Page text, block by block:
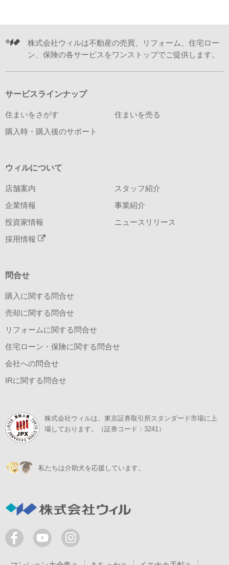
株式会社ウィルは不動産の売買、リフォーム、住宅ロー
ン、保険の各サービスをワンストップでご提供します。
サービスラインナップ
住まいをさがす 住まいを売る
購入時・購入後のサポート
ウィルについて
店舗案内 スタッフ紹介
企業情報 事業紹介
投資家情報 ニュースリリース
採用情報
問合せ
購入に関する問合せ
売却に関する問合せ
リフォームに関する問合せ
住宅ローン・保険に関する問合せ
会社への問合せ
IRに関する問合せ
株式会社ウィルは、東京証券取引所スタンダード市場に上
場しております。（証券コード：3241）
私たちは介助犬を応援しています。